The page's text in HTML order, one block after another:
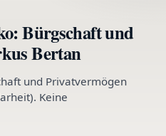
Bürgschaft und
Bertan
und Privatvermögen
Keine